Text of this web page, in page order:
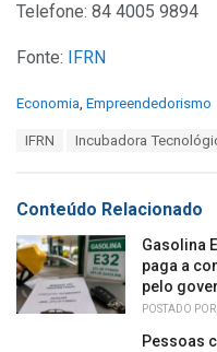
Telefone: 84 4005 9894
Fonte: IFRN
C
o
r
i
e
s
:
Economia, Empreendedorismo
:
IFRN Incubadora
Conteúdo Relacionado
Gasolina
paga a
pelo
POSTADO POR
Pessoas